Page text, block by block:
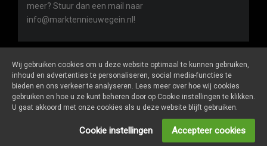
meer? Stuur dan een mail naar
info@marktennieuwegein.nl!
Marktennieuwegein.nlis een website van De Markt Online
ALGEMENE VOORWAARDEN
ONDERNEMERS LOGIN
SOCIALS
Wij gebruiken cookies om u deze website optimaal te kunnen gebruiken,
inhoud en advertenties te personaliseren, social media-functies te
bieden en ons verkeer te analyseren. Lees meer over hoe wij cookies
gebruiken en hoe u ze kunt beheren door op Cookie instellingen te klikken.
U gaat akkoord met onze cookies als u deze website blijft gebruiken.
Cookie instellingen Accepteer cookies